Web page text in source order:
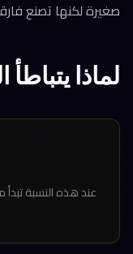
صغيرة لكنها تصنع
لماذا يتباطأ
عند هذه النسبة